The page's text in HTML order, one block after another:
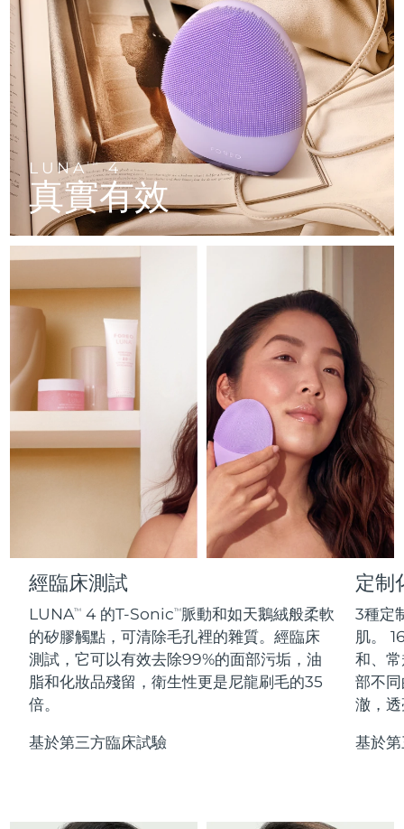
LUNATM4
真實有效
經臨床測試
LUNATM 4 的T-SonicTM脈動和如天鵝絨般柔軟
的矽膠觸點，可清除毛孔裡的雜質。經臨床
測試，它可以有效去除99%的面部污垢，油
脂和化妝品殘留，衛生性更是尼龍刷毛的35
倍。
基於第三方臨床試驗
定制
3種定
肌。
和、
部不
澈，
基於
LUNA™ 4 mini
For young skin, T-zone
LUNA™ 4 go
For travel or gym bag
LUNA™護膚
Premium cleansers & balm
LUNA™ 設備
All facial cleansing devices
面部提拉護理
Premium anti-aging skincare
BEAR™ 設備
All premium facelift devices
UFO™ 3 mini
Red light therapy device for young skin
UFO™ 3 go
Portable red light therapy
面膜
Rejuvenation & hydration
UFO™ 設備
All deep facial hydration devices
issa™ 4 smile
Hybrid silicone sonic toothbrush
issa™ 4 baby
For ages 0-3
issa™ Teeth Whitening Set
ISSA™ 設備
All silicone sonic toothbrushes
FAQ™ 101
Clinical anti-aging
FAQ™ 102
Advanced clinical anti-aging
FAQ™ 103
Luxurious clinical anti-aging set
FAQ™ P1 Primer
Manuka honey primer
FAQ™護膚品
All FAQ™ skincare
FAQ™產品
All anti-aging treatments
FAQ™ 201
LED mask
FAQ™ 202
LED mask
FAQ™ 211
Anti-aging neck & décolleté LED mask
FAQ™ 221
Anti-aging LED hand mask
FAQ™護膚品
All FAQ™ skincare
FAQ™產品
All LED treatments
生髮
FAQ™ 301
LED hair strengthening scalp massager
FAQ™ Scalp Serum
Scalp recovery probiotic serum
FAQ™護膚品
All FAQ™ skincare
FAQ™產品
All hair treatments
肌膚年輕化
NEW
FAQ™ 501
Full-Spectrum Red Light Therapy
FAQ™ 502
Full-Spectrum Red Light Therapy
FAQ™ Red Light Serum
FAQ™ skincare
All FAQ™ skincare
FAQ™ products
All toning treatments
保健品
NEW
專業治療
脫毛
PEACH™ 2 Pro Max
Professional IPL hair removal device
PEACH™ 2
IPL hair removal
PEACH™ 2 go
Travel-friendly IPL hair removal
PEACH™ Cooling Prep Gel
身體護理
BEAR™ 2 body
Microcurrent body toning
LUNA™ 4 body
Massaging body brush
SUPERCHARGED™ serum
Firming body serum
ESPADA™ 2 plus
Recurring acne LED therapy
ESPADA™ 2
Acne treatment device
ESPADA™ Blemish Solution
眼部護理
BEAR™ 2 eyes & lips
Microcurrent line smoothing device
IRIS™ 2
Rejuvenating eye massager
眼部護膚
毛孔護理
KIWI™ derma
Diamond microdermabrasion .
Blackhead remover
LUNA™ 4 hair
2-in-1 LED scalp massager
LED light hairbrush
牙齒美白
NEW
issa™ Teeth Whitening Set
Dual LED + sonic device & 18% PAP gel
issa™ Teeth Whitening Gel
更多的
中國 預計送達日期 12/8/26
哥倫比亞 預計送達日期16/8/26
克羅埃西亞 預計送達日期12/8/26
賽普勒斯 預計送達日期13/8/26
捷克 預計送達日期
丹麥 預計送達日期12/8/26
芬蘭 預計送達日期 12/8/26
法國 預計送達日期12/8/26
法屬玻里尼西亞 預計送達日期 16/8/26
德國 預計送達日期 12/8/26
預計送達日期16/8/26
預計送達日期 12/8/26
中國香港特別行政區 13/8/26
匈牙利 預計送達日期12/8/26
冰島 預計送達日期 13/8/26
印尼 10/8/26
愛爾蘭 12/8/26